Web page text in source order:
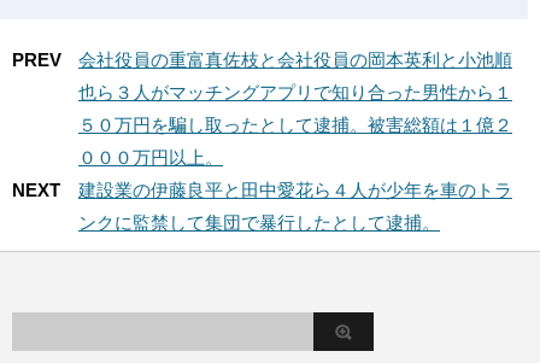
PREV
会社役員の重富真佐枝と会社役員の岡本英利と小池順
也ら３人がマッチングアプリで知り合った男性から１
５０万円を騙し取ったとして逮捕。被害総額は１億２
０００万円以上。
NEXT
建設業の伊藤良平と田中愛花ら４人が少年を車のトラ
ンクに監禁して集団で暴行したとして逮捕。